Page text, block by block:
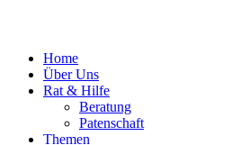
Home
Über Uns
Rat & Hilfe
Beratung
Patenschaft
Themen